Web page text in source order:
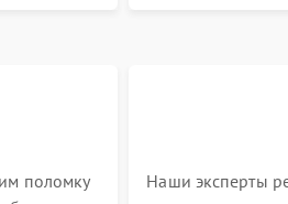
поломку
Наши эксперты